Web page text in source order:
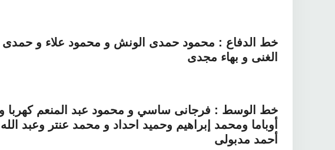
خط الدفاع : محمود حمدى الونش و محمود علاء و حمدى
الغنى و بهاء مجدى
خط الوسط : فرجانى ساسي و محمود عبد المنعم
أوباما ومحمد إبراهيم وحميد احداد و محمد عنتر وعبد
أحمد مدبولى